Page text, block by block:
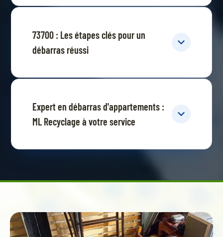
73700 : Les étapes clés pour un
débarras réussi
Expert en débarras d'appartements :
ML Recyclage à votre service